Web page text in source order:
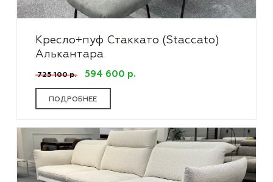
Кресло+пуф Стаккато (Staccato)
Алькантара
725 100 р. 594 600 р.
ПОДРОБНЕЕ